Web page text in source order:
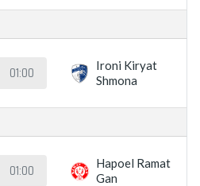
01:00
Ironi Kiryat
Shmona
01:00
Hapoel Ramat
Gan